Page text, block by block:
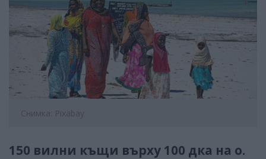
Снимка: Pixabay
150 вилни къщи върху 100 дка на о.